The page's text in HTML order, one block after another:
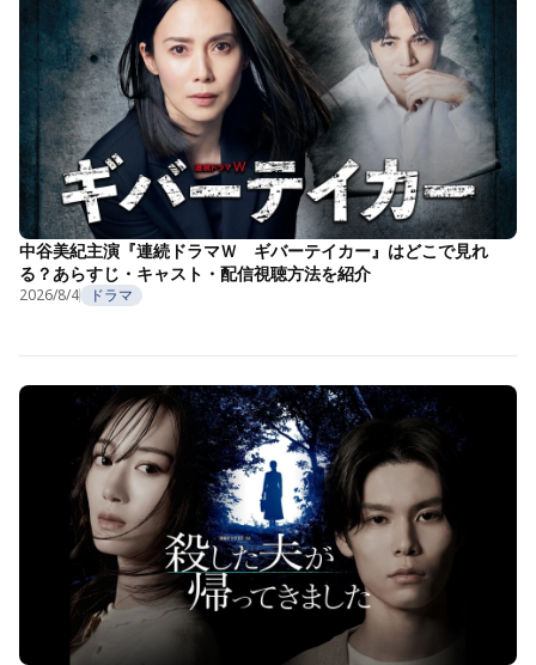
中谷美紀主演『連続ドラマＷ ギバーテイカー』はどこで見れ
る？あらすじ・キャスト・配信視聴方法を紹介
2026/8/4 ドラマ